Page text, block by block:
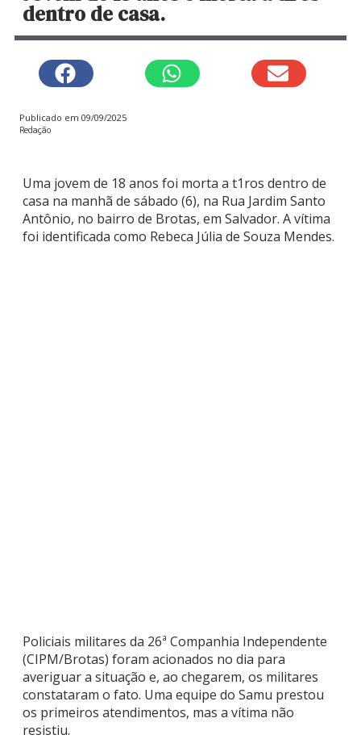
dentro de casa.
Publicado em 09/09/2025
Redação
Uma jovem de 18 anos foi morta a t1ros dentro de
casa na manhã de sábado (6), na Rua Jardim Santo
Antônio, no bairro de Brotas, em Salvador. A vítima
foi identificada como Rebeca Júlia de Souza Mendes.
Policiais militares da 26ª Companhia Independente
(CIPM/Brotas) foram acionados no dia para
averiguar a situação e, ao chegarem, os militares
constataram o fato. Uma equipe do Samu prestou
os primeiros atendimentos, mas a vítima não
resistiu.